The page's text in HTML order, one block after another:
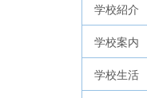
学校紹介
学校案内
学校生活